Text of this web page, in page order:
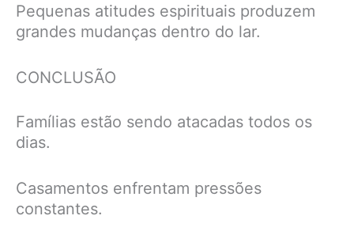
Pequenas atitudes espirituais produzem
grandes mudanças dentro do lar.
CONCLUSÃO
Famílias estão sendo atacadas todos os
dias.
Casamentos enfrentam pressões
constantes.